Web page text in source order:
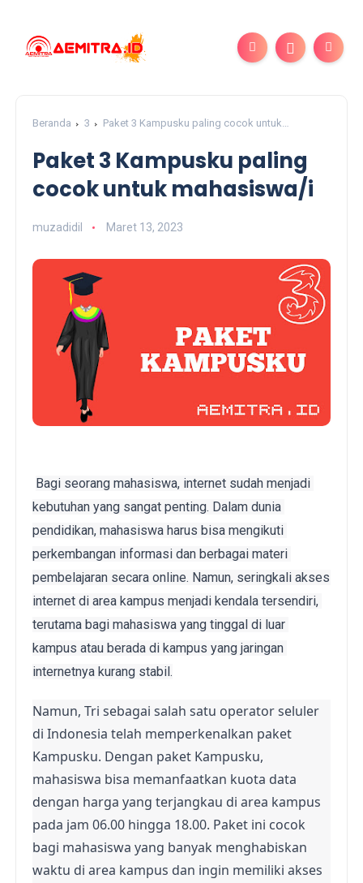
Beranda 3
Paket 3 Kampusku paling cocok untuk
Paket 3 Kampusku paling
cocok untuk mahasiswa/i
muzadidil Maret 13, 2023
Bagi seorang mahasiswa, internet sudah menjadi
kebutuhan yang sangat penting. Dalam dunia
pendidikan, mahasiswa harus bisa mengikuti
perkembangan informasi dan berbagai materi
pembelajaran secara online. Namun, seringkali akses
internet di area kampus menjadi kendala tersendiri,
terutama bagi mahasiswa yang tinggal di luar
kampus atau berada di kampus yang jaringan
internetnya kurang stabil.
Namun, Tri sebagai salah satu operator seluler
di Indonesia telah memperkenalkan paket
Kampusku. Dengan paket Kampusku,
mahasiswa bisa memanfaatkan kuota data
dengan harga yang terjangkau di area kampus
pada jam 06.00 hingga 18.00. Paket ini cocok
bagi mahasiswa yang banyak menghabiskan
waktu di area kampus dan ingin memiliki akses